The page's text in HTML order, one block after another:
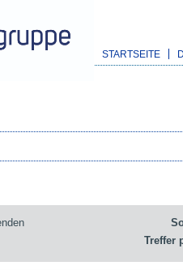
STARTSEITE
Treffer